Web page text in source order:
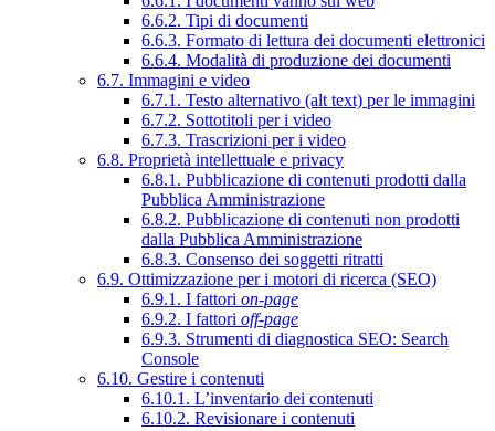
6.6.2. Tipi di documenti
6.6.3. Formato di lettura dei documenti elettronici
6.6.4. Modalità di produzione dei documenti
6.7. Immagini e video
6.7.1. Testo alternativo (alt text) per le immagini
6.7.2. Sottotitoli per i video
6.7.3. Trascrizioni per i video
6.8. Proprietà intellettuale e privacy
6.8.1. Pubblicazione di contenuti prodotti dalla
Pubblica Amministrazione
6.8.2. Pubblicazione di contenuti non prodotti
dalla Pubblica Amministrazione
6.8.3. Consenso dei soggetti ritratti
6.9. Ottimizzazione per i motori di ricerca (SEO)
6.9.1. I fattori on-page
6.9.2. I fattori off-page
6.9.3. Strumenti di diagnostica SEO: Search
Console
6.10. Gestire i contenuti
6.10.1. L’inventario dei contenuti
6.10.2. Revisionare i contenuti